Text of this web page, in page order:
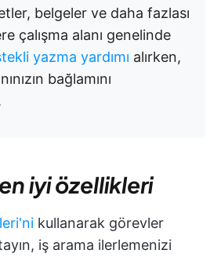
belgeler ve daha fazlası
çalışma alanı genelinde
yazma yardımı alırken,
bağlamını
iyi özellikleri
kullanarak görevler
iş arama ilerlemenizi